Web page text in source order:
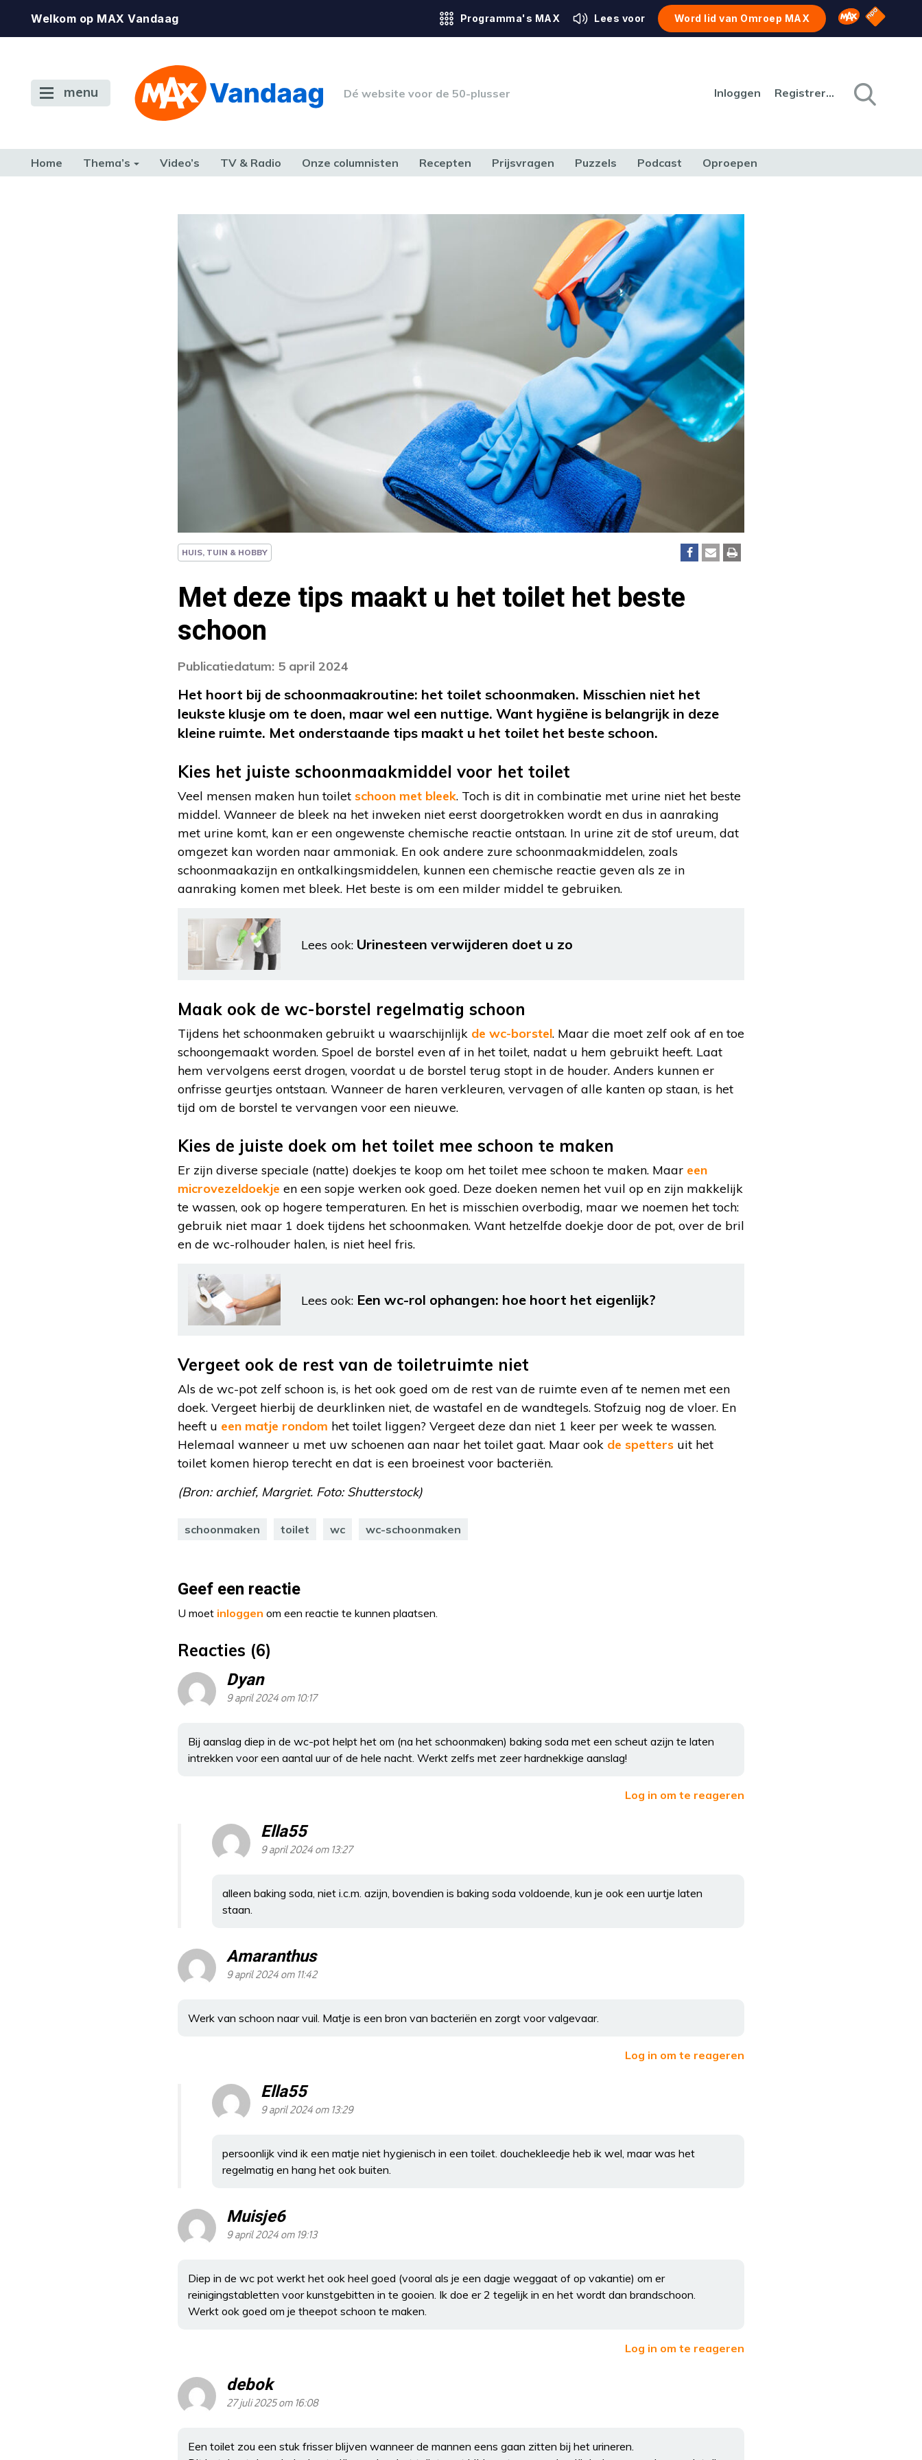
Welkom op MAX Vandaag Programma's MAX Lees voor Word lid van Omroep MAX Omroep MAX
NPO
menu Dé website voor de 50-plusser Inloggen Registreren
Home Thema’s Video’s TV & Radio Onze columnisten Recepten Prijsvragen Puzzels Podcast Oproepen
HUIS, TUIN & HOBBY
Met deze tips maakt u het toilet het beste
schoon
Publicatiedatum: 5 april 2024
Het hoort bij de schoonmaakroutine: het toilet schoonmaken. Misschien niet het
leukste klusje om te doen, maar wel een nuttige. Want hygiëne is belangrijk in deze
kleine ruimte. Met onderstaande tips maakt u het toilet het beste schoon.
Kies het juiste schoonmaakmiddel voor het toilet
Veel mensen maken hun toilet schoon met bleek. Toch is dit in combinatie met urine niet het beste
middel. Wanneer de bleek na het inweken niet eerst doorgetrokken wordt en dus in aanraking
met urine komt, kan er een ongewenste chemische reactie ontstaan. In urine zit de stof ureum, dat
omgezet kan worden naar ammoniak. En ook andere zure schoonmaakmiddelen, zoals
schoonmaakazijn en ontkalkingsmiddelen, kunnen een chemische reactie geven als ze in
aanraking komen met bleek. Het beste is om een milder middel te gebruiken.
Lees ook: Urinesteen verwijderen doet u zo
Maak ook de wc-borstel regelmatig schoon
Tijdens het schoonmaken gebruikt u waarschijnlijk de wc-borstel. Maar die moet zelf ook af en toe
schoongemaakt worden. Spoel de borstel even af in het toilet, nadat u hem gebruikt heeft. Laat
hem vervolgens eerst drogen, voordat u de borstel terug stopt in de houder. Anders kunnen er
onfrisse geurtjes ontstaan. Wanneer de haren verkleuren, vervagen of alle kanten op staan, is het
tijd om de borstel te vervangen voor een nieuwe.
Kies de juiste doek om het toilet mee schoon te maken
Er zijn diverse speciale (natte) doekjes te koop om het toilet mee schoon te maken. Maar een
microvezeldoekje en een sopje werken ook goed. Deze doeken nemen het vuil op en zijn makkelijk
te wassen, ook op hogere temperaturen. En het is misschien overbodig, maar we noemen het toch:
gebruik niet maar 1 doek tijdens het schoonmaken. Want hetzelfde doekje door de pot, over de bril
en de wc-rolhouder halen, is niet heel fris.
Lees ook: Een wc-rol ophangen: hoe hoort het eigenlijk?
Vergeet ook de rest van de toiletruimte niet
Als de wc-pot zelf schoon is, is het ook goed om de rest van de ruimte even af te nemen met een
doek. Vergeet hierbij de deurklinken niet, de wastafel en de wandtegels. Stofzuig nog de vloer. En
heeft u een matje rondom het toilet liggen? Vergeet deze dan niet 1 keer per week te wassen.
Helemaal wanneer u met uw schoenen aan naar het toilet gaat. Maar ook de spetters uit het
toilet komen hierop terecht en dat is een broeinest voor bacteriën.
(Bron: archief, Margriet. Foto: Shutterstock)
schoonmaken toilet wc wc-schoonmaken
Geef een reactie
U moet inloggen om een reactie te kunnen plaatsen.
Reacties (6)
Dyan
9 april 2024 om 10:17
Bij aanslag diep in de wc-pot helpt het om (na het schoonmaken) baking soda met een scheut azijn te laten
intrekken voor een aantal uur of de hele nacht. Werkt zelfs met zeer hardnekkige aanslag!
Log in om te reageren
Ella55
9 april 2024 om 13:27
alleen baking soda, niet i.c.m. azijn, bovendien is baking soda voldoende, kun je ook een uurtje laten
staan.
Amaranthus
9 april 2024 om 11:42
Werk van schoon naar vuil. Matje is een bron van bacteriën en zorgt voor valgevaar.
Log in om te reageren
Ella55
9 april 2024 om 13:29
persoonlijk vind ik een matje niet hygienisch in een toilet. douchekleedje heb ik wel, maar was het
regelmatig en hang het ook buiten.
Muisje6
9 april 2024 om 19:13
Diep in de wc pot werkt het ook heel goed (vooral als je een dagje weggaat of op vakantie) om er
reinigingstabletten voor kunstgebitten in te gooien. Ik doe er 2 tegelijk in en het wordt dan brandschoon.
Werkt ook goed om je theepot schoon te maken.
Log in om te reageren
debok
27 juli 2025 om 16:08
Een toilet zou een stuk frisser blijven wanneer de mannen eens gaan zitten bij het urineren.